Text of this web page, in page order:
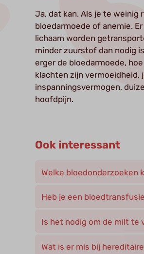
Ja, dat kan. Als je te weinig
bloedarmoede of anemie.
lichaam worden
minder zuurstof dan nodig
erger de bloedarmoede,
klachten zijn vermoeidheid,
inspanningsvermogen,
hoofdpijn.
Ook interessant
Welke bloedonderzoeken
Heb je een
Is het nodig om de milt te
Wat is er mis bij